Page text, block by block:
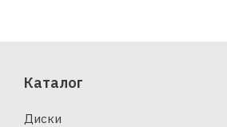
Каталог
Диски